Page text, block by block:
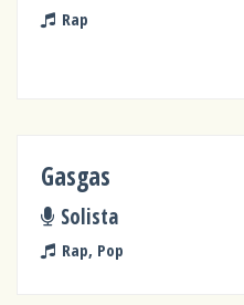
Rap
Gasgas
Solista
Rap, Pop